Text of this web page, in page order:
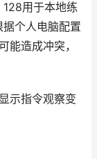
用于本地练
个人电脑配置
能造成冲突，
示指令观察变